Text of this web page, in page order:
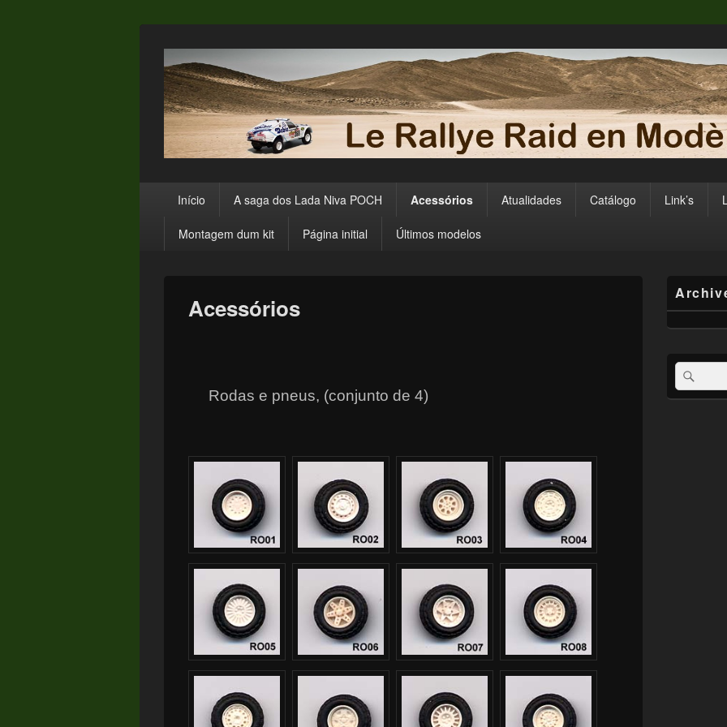
Início A saga dos Lada Niva POCH Acessórios Atualidades Catálogo Link’s
Montagem dum kit Página initial Últimos modelos
Acessórios
Rodas e pneus, (conjunto de 4)
Sidebar
Widget
Area
Search
for: